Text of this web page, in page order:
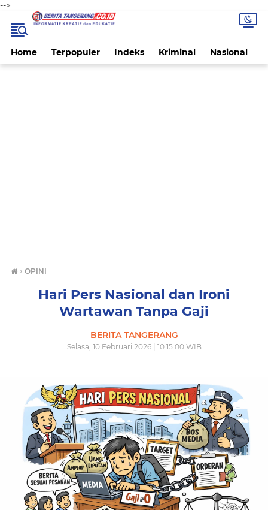
-->
Home Terpopuler Indeks Kriminal Nasional
› OPINI
Hari Pers Nasional dan Ironi
Wartawan Tanpa Gaji
BERITA TANGERANG
Selasa, 10 Februari 2026 | 10.15.00 WIB